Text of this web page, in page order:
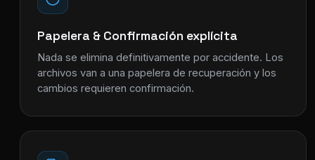
Papelera & Confirmación explícita
Nada se elimina definitivamente por accidente. Los
archivos van a una papelera de recuperación y los
cambios requieren confirmación.